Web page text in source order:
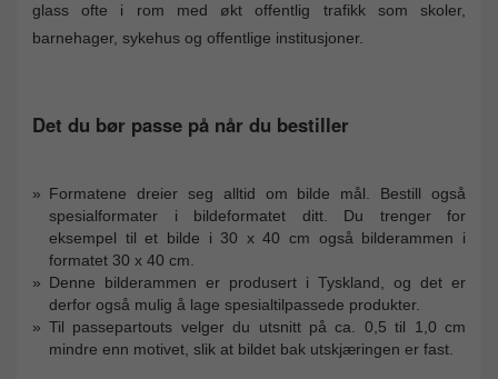
glass ofte i rom med økt offentlig trafikk som skoler,
barnehager, sykehus og offentlige institusjoner.
Det du bør passe på når du bestiller
Formatene dreier seg alltid om bilde mål. Bestill også
spesialformater i bildeformatet ditt. Du trenger for
eksempel til et bilde i 30 x 40 cm også bilderammen i
formatet 30 x 40 cm.
Denne bilderammen er produsert i Tyskland, og det er
derfor også mulig å lage spesialtilpassede produkter.
Til passepartouts velger du utsnitt på ca. 0,5 til 1,0 cm
mindre enn motivet, slik at bildet bak utskjæringen er fast.